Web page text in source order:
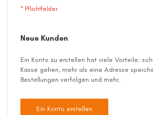
Neue Kunden
Ein Konto zu erstellen hat viele Vorteile:
Kasse gehen, mehr als eine Adresse
Bestellungen verfolgen und mehr.
Ein Konto erstellen